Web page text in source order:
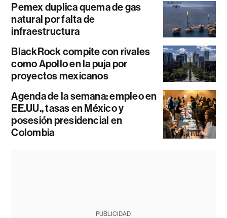
Pemex duplica quema de gas
natural por falta de
infraestructura
BlackRock compite con rivales
como Apollo en la puja por
proyectos mexicanos
Agenda de la semana: empleo en
EE.UU., tasas en México y
posesión presidencial en
Colombia
PUBLICIDAD